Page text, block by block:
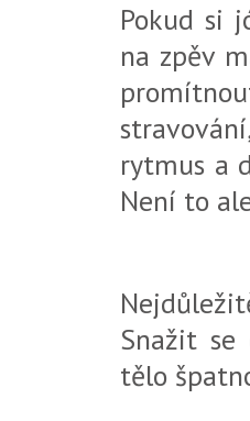
Pokud si
na zpěv
rytmus a
Není to
Snažit
tělo